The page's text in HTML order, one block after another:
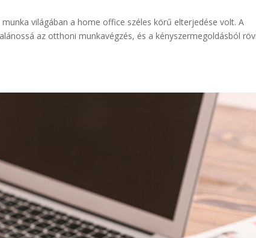
világában a home office széles körű elterjedése volt. A
az otthoni munkavégzés, és a kényszermegoldásból